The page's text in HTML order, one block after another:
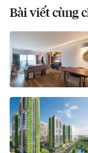
Bài viết cùng